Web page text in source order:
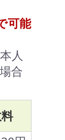
可能
人
合